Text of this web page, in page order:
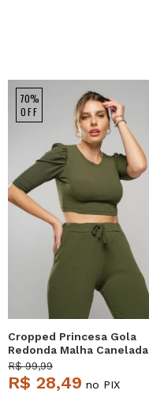
70%
OFF
Cropped Princesa Gola
Redonda Malha Canelada
Verde Salvatore
R$ 99,99
R$ 28,49 no PIX